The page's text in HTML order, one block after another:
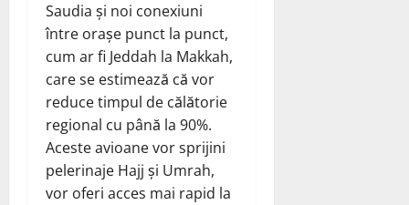
Saudia și noi conexiuni
între orașe punct la punct,
cum ar fi Jeddah la Makkah,
care se estimează că vor
reduce timpul de călătorie
regional cu până la 90%.
Aceste avioane vor sprijini
pelerinaje Hajj și Umrah,
vor oferi acces mai rapid la